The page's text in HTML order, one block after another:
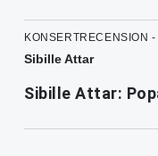
KONSERTRECENSION
Sibille Attar
Sibille Attar: